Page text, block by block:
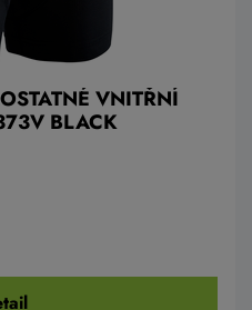
VNITŘNÍ
BLACK